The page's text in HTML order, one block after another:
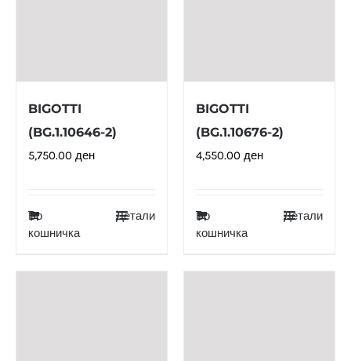
BIGOTTI
(BG.1.10646-2)
5,750.00 ден
Во
кошничка
Детали
BIGOTTI
(BG.1.10676-2)
4,550.00 ден
Во
кошничка
Детали